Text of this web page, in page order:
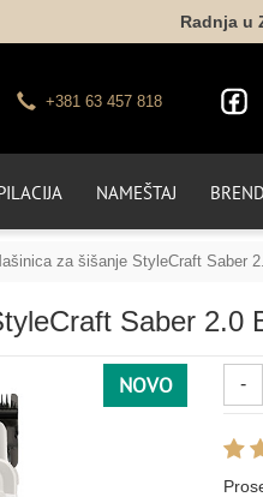
Radnja u
+381 63 457 818
NAMEŠTAJ
za šišanje StyleCraft Saber
Saber 2.0
NOVO